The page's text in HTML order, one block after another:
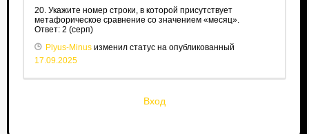
20. Укажите номер строки, в которой присутствует
метафорическое сравнение со значением «месяц».
Ответ: 2 (серп)
Plyus-Minusизменил статус на опубликованный
17.09.2025
Вход